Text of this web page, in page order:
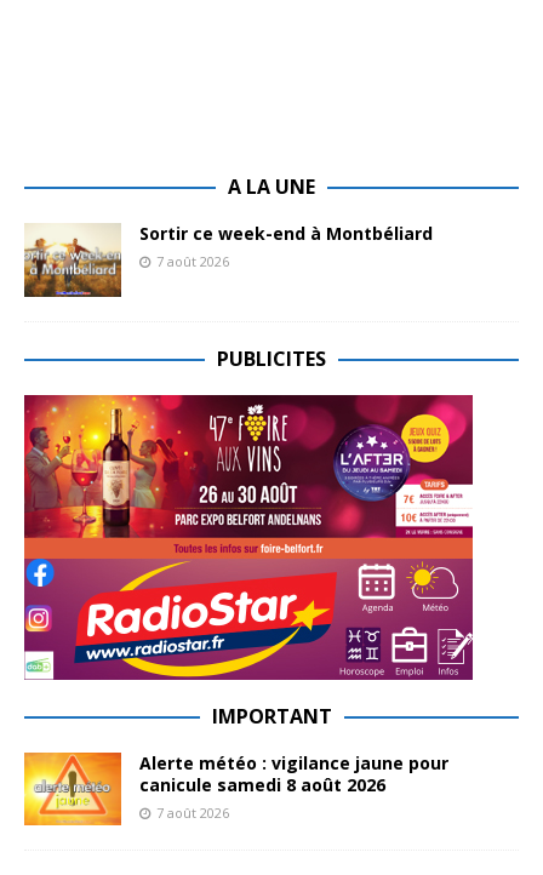
A LA UNE
Sortir ce week-end à Montbéliard
7 août 2026
PUBLICITES
IMPORTANT
Alerte météo : vigilance jaune pour
canicule samedi 8 août 2026
7 août 2026